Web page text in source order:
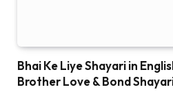
Bhai Ke Liye Shayari in
Brother Love & Bond